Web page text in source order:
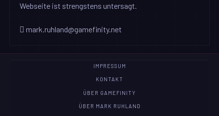
Webseite ist strengstens untersagt.
mark.ruhland@gamefinity.net
IMPRESSUM
KONTAKT
ÜBER GAMEFINITY
ÜBER MARK RUHLAND